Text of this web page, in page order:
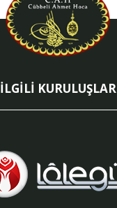
İLGİLİ KURULUŞLAR